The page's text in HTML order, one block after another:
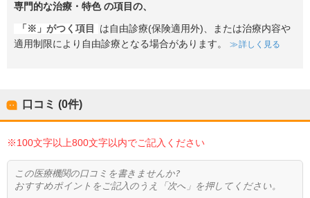
専門的な治療・特色の項目の、
「※」がつく項目
は自由診療(保険適用外)、または治療内容や
適用制限により自由診療となる場合があります。
詳しく見る
口コミ (0件)
※100文字以上800文字以内でご記入ください